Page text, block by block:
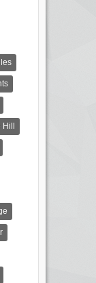
Hill